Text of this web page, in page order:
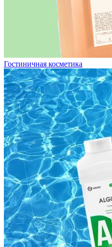
Гостиничная косметика